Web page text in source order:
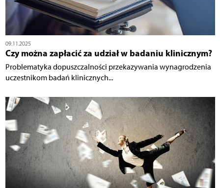
09.11.2025
Czy można zapłacić za udział w badaniu klinicznym?
Problematyka dopuszczalności przekazywania wynagrodzenia
uczestnikom badań klinicznych...